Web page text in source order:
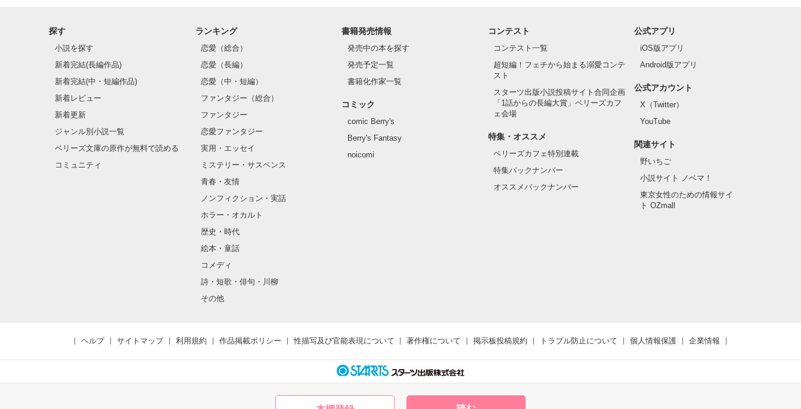
探す
小説を探す
新着完結(長編作品)
新着完結(中・短編作品)
新着レビュー
新着更新
ジャンル別小説一覧
ベリーズ文庫の原作が無料で読める
コミュニティ
ランキング
恋愛（総合）
恋愛（長編）
恋愛（中・短編）
ファンタジー（総合）
ファンタジー
恋愛ファンタジー
実用・エッセイ
ミステリー・サスペンス
青春・友情
ノンフィクション・実話
ホラー・オカルト
歴史・時代
絵本・童話
コメディ
詩・短歌・俳句・川柳
その他
書籍発売情報
発売中の本を探す
発売予定一覧
書籍化作家一覧
コミック
comic Berry's
Berry's Fantasy
noicomi
コンテスト
コンテスト一覧
超短編！フェチから始まる溺愛コンテ
スト
スターツ出版小説投稿サイト合同企画
「1話からの長編大賞」ベリーズカフ
ェ会場
特集・オススメ
ベリーズカフェ特別連載
特集バックナンバー
オススメバックナンバー
公式アプリ
iOS版アプリ
Android版アプリ
公式アカウント
X（Twitter）
YouTube
関連サイト
野いちご
小説サイト ノベマ！
東京女性のための情報サイ
ト OZmall
ヘルプ サイトマップ 利用規約 作品掲載ポリシー 性描写及び官能表現について 著作権について 掲示板投稿規約 トラブル防止について 個人情報保護 企業情報